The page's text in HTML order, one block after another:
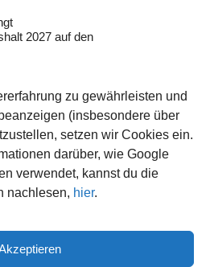
zu gewährleisten und
(insbesondere über
setzen wir Cookies ein.
darüber, wie Google
verwendet, kannst du die
nachlesen, hier.
2027 auf den
Prozesse
ich im moment
WISSEN123.DE